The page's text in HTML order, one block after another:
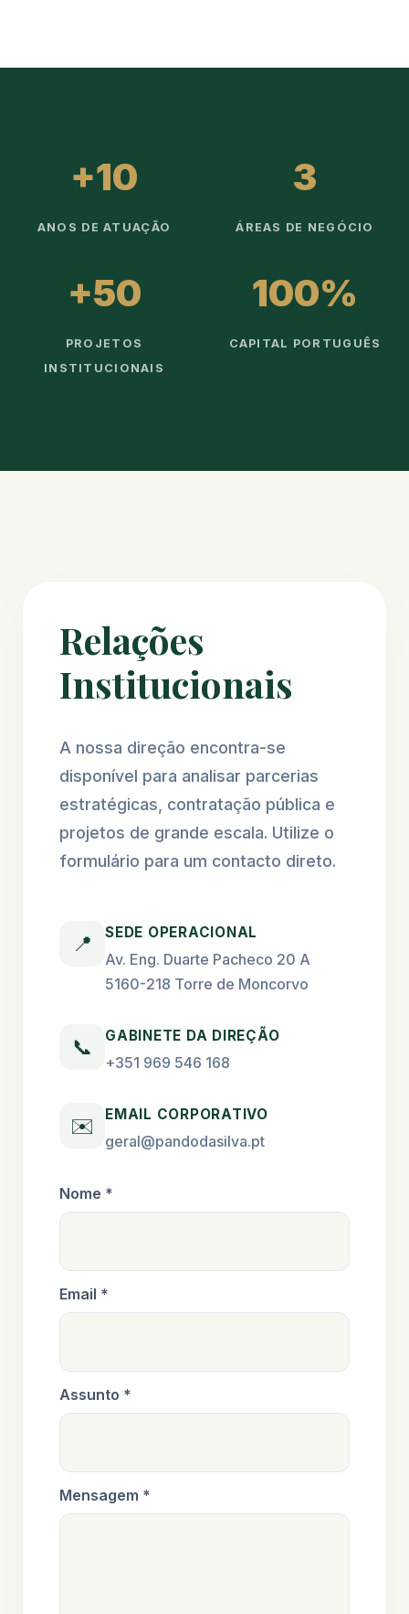
+10
ANOS DE ATUAÇÃO
3
ÁREAS DE NEGÓCIO
+50
PROJETOS
INSTITUCIONAIS
100%
CAPITAL PORTUGUÊS
Relações
Institucionais
A nossa direção encontra-se
disponível para analisar parcerias
estratégicas, contratação pública e
projetos de grande escala. Utilize o
formulário para um contacto direto.
📍 SEDE OPERACIONAL
Av. Eng. Duarte Pacheco 20 A
5160-218 Torre de Moncorvo
📞 GABINETE DA DIREÇÃO
+351 969 546 168
✉️ EMAIL CORPORATIVO
geral@pandodasilva.pt
Nome *
Email *
Assunto *
Mensagem *